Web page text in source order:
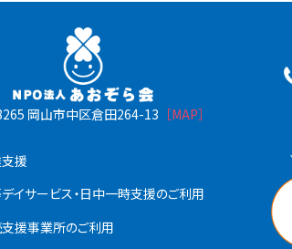
岡山市中区倉田264-13 ［MAP］
援
イサービス・日中一時支援のご利用
援事業所のご利用